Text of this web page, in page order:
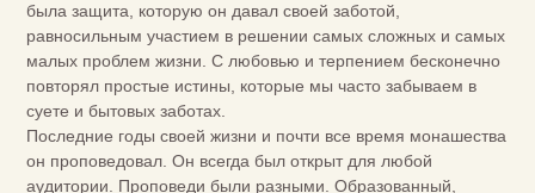
была защита, которую он давал своей заботой,
равносильным участием в решении самых сложных и самых
малых проблем жизни. С любовью и терпением бесконечно
повторял простые истины, которые мы часто забываем в
суете и бытовых заботах.
Последние годы своей жизни и почти все время монашества
он проповедовал. Он всегда был открыт для любой
аудитории. Проповеди были разными. Образованный,